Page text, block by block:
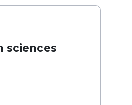
sciences